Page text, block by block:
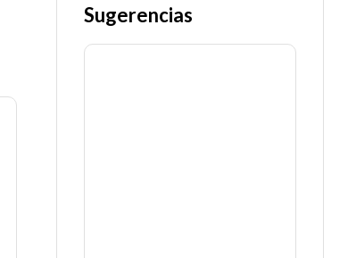
Sugerencias